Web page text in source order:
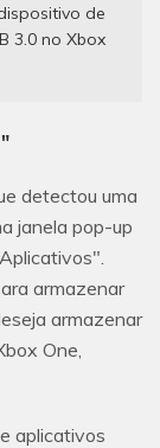
de
3.0 no Xbox
detectou uma
janela pop-up
armazenar
armazenar
One,
aplicativos